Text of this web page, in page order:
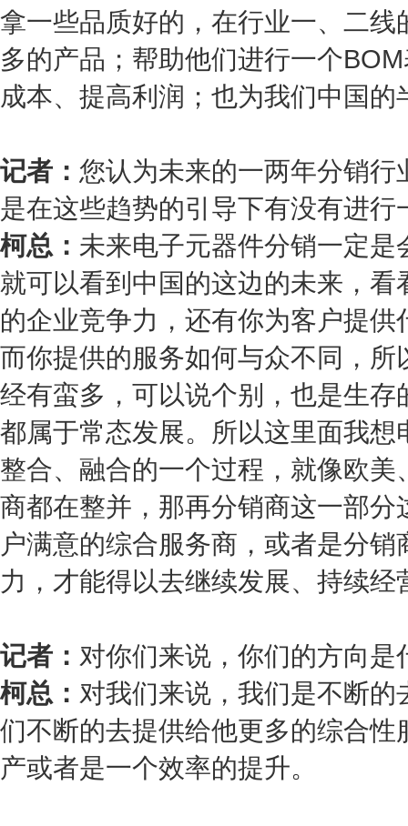
拿一些品质好的，在行业一、二
多的产品；帮助他们进行一个
成本、提高利润；也为我们中国
记者： 您认为未来的一两年分销
是在这些趋势的引导下有没有进行
柯总： 未来电子元器件分销一定
就可以看到中国的这边的未来，
的企业竞争力，还有你为客户提
而你提供的服务如何与众不同，
经有蛮多，可以说个别，也是生
都属于常态发展。所以这里面我
整合、融合的一个过程，就像欧
商都在整并，那再分销商这一部
户满意的综合服务商，或者是分
力，才能得以去继续发展、持续经
记者： 对你们来说，你们的方向是
柯总： 对我们来说，我们是不断
们不断的去提供给他更多的综合
产或者是一个效率的提升。